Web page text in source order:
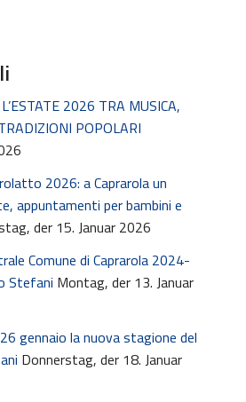
2026 TRA MUSICA,
POPOLARI
2026: a Caprarola un
appuntamenti per bambini e
der 15. Januar 2026
Comune di Caprarola 2024-
Stefani Montag, der 13. Januar
gennaio la nuova stagione del
Donnerstag, der 18. Januar